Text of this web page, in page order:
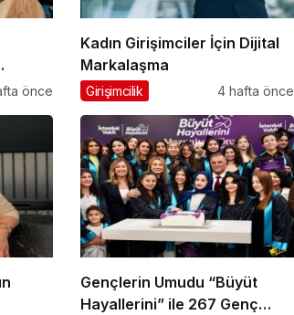
önce
Kadın Girişimciler İçin Dijital
Markalaşma
Girişimcilik 4 hafta önce
Gençlerin Umudu “Büyüt
Hayallerini” ile 267 Genç